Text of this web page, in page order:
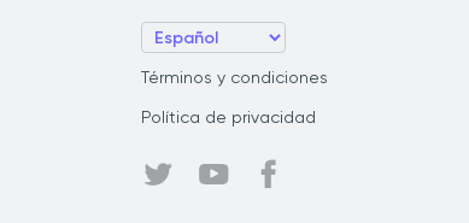
Términos y condiciones
Política de privacidad